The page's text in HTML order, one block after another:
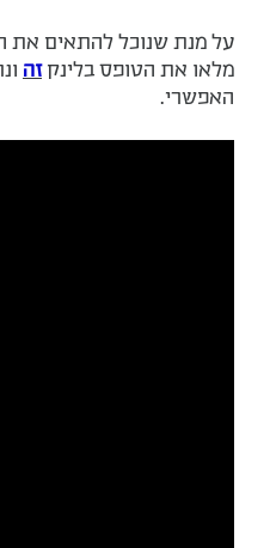
על מנת שנוכל להתאים את
מלאו את הטופס בלינק זה
האפשרי.